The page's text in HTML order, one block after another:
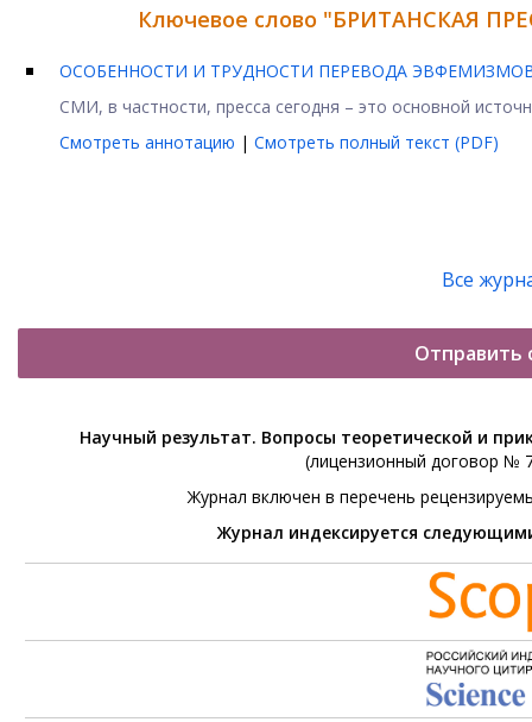
Ключевое слово "БРИТАНСКАЯ
ОСОБЕННОСТИ И ТРУДНОСТИ ПЕРЕВОДА
СМИ, в частности, пресса сегодня – это основной
Смотреть аннотацию | Смотреть полный текст (PDF)
Все
Отправить
Научный результат. Вопросы теоретической и
(лицензионный договор №
Журнал включен в перечень
Журнал индексируется